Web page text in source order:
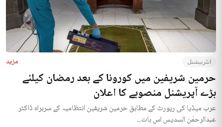
انٹرنیشنل مزید
حرمین شریفین میں کورونا کے بعد رمضان کیلئے
بڑے آپریشنل منصوبے کا اعلان
عرب میڈیا کی رپورٹ کے مطابق حرمین شریفین انتظامیہ کے سربراہ ڈاکٹر
عبدالرحمٰن السدیس اس بات...